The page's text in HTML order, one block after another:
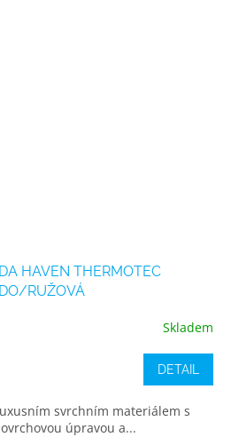
HAVEN THERMOTEC
RUŽOVÁ
Skladem
DETAIL
svrchním materiálem s
úpravou a...